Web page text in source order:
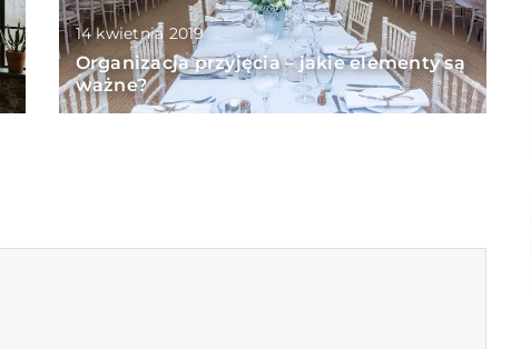
14 kwietnia 2019
Organizacja przyjęcia – jakie elementy są
ważne?